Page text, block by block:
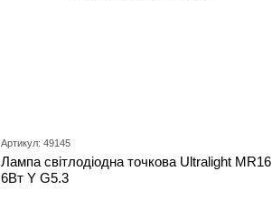
Артикул: 49145
Лампа світлодіодна точкова Ultralight MR16
6Вт Y G5.3